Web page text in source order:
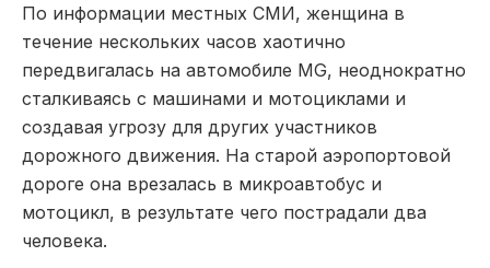
По информации местных СМИ, женщина в
течение нескольких часов хаотично
передвигалась на автомобиле MG, неоднократно
сталкиваясь с машинами и мотоциклами и
создавая угрозу для других участников
дорожного движения. На старой аэропортовой
дороге она врезалась в микроавтобус и
мотоцикл, в результате чего пострадали два
человека.